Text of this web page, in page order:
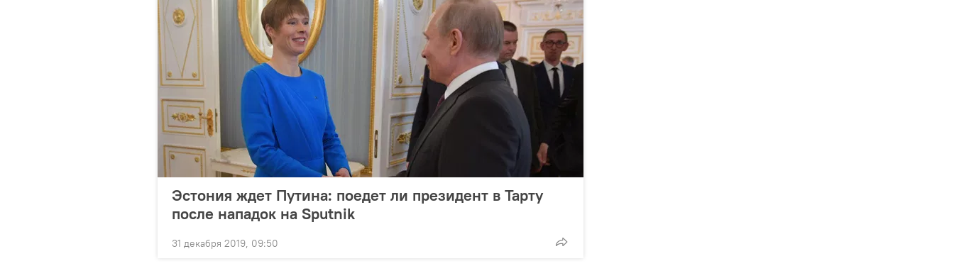
Эстония ждет Путина: поедет ли президент в Тарту
после нападок на Sputnik
31 декабря 2019, 09:50